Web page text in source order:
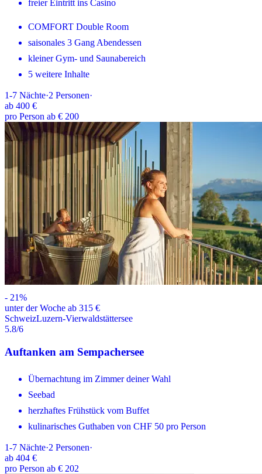
freier Eintritt ins Casino
COMFORT Double Room
saisonales 3 Gang Abendessen
kleiner Gym- und Saunabereich
5 weitere Inhalte
1-7 Nächte·2 Personen·
ab 400 €
pro Person ab € 200
- 21%
unter der Woche ab 315 €
SchweizLuzern-Vierwaldstättersee
5.8/6
Auftanken am Sempachersee
Übernachtung im Zimmer deiner Wahl
Seebad
herzhaftes Frühstück vom Buffet
kulinarisches Guthaben von CHF 50 pro Person
1-7 Nächte·2 Personen·
ab 404 €
pro Person ab € 202